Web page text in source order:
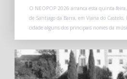
O NEOPOP 2026 arranca esta quinta-
de Santiago da Barra, em Viana do
cidade alguns dos principais nomes da